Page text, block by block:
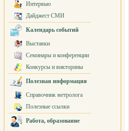
Интервью
Дайджест СМИ
Календарь событий
Выставки
Семинары и конференции
Конкурсы и викторины
Полезная информация
Справочник метролога
Полезные ссылки
Работа, образование